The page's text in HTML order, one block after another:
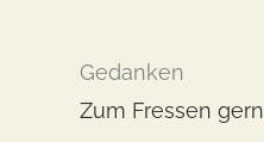
Gedanken
Zum Fressen gern